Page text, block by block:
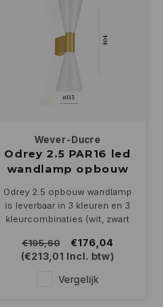
Wever-Ducre
Odrey 2.5 PAR16 led
wandlamp opbouw
Odrey 2.5 opbouw wandlamp
is leverbaar in 3 kleuren en 3
kleurcombinaties (wit, zwart
Geschikt voor 2 PAR16-GU10
ledlampen (niet bijgeleverd)
€195,60
€176,04
(€213,01 Incl. btw)
Vergelijk